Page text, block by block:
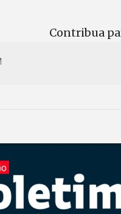
Contribua